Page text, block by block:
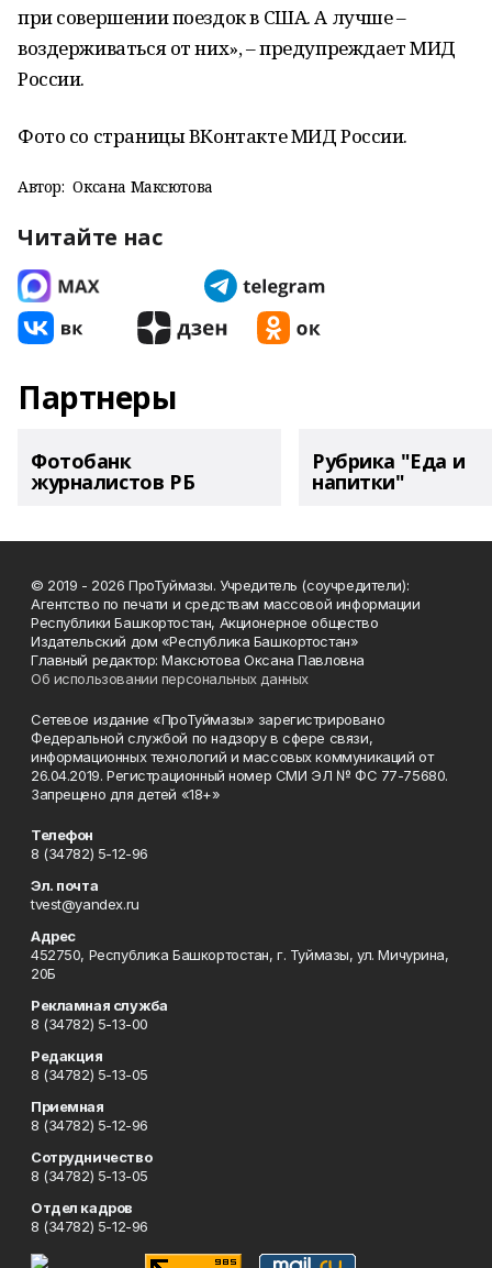
при совершении поездок в США. А лучше –
воздерживаться от них», – предупреждает МИД
России.
Фото со страницы ВКонтакте МИД России.
Автор: Оксана Максютова
Читайте нас
Партнеры
Фотобанк
журналистов РБ
Рубрика "Еда и
напитки"
© 2019 - 2026 ПроТуймазы. Учредитель (соучредители):
Агентство по печати и средствам массовой информации
Республики Башкортостан, Акционерное общество
Издательский дом «Республика Башкортостан»
Главный редактор: Максютова Оксана Павловна
Об использовании персональных данных
Сетевое издание «ПроТуймазы» зарегистрировано
Федеральной службой по надзору в сфере связи,
информационных технологий и массовых коммуникаций от
26.04.2019. Регистрационный номер СМИ ЭЛ № ФС 77-75680.
Запрещено для детей «18+»
Телефон
8 (34782) 5-12-96
Эл. почта
tvest@yandex.ru
Адрес
452750, Республика Башкортостан, г. Туймазы, ул. Мичурина,
20Б
Рекламная служба
8 (34782) 5-13-00
Редакция
8 (34782) 5-13-05
Приемная
8 (34782) 5-12-96
Сотрудничество
8 (34782) 5-13-05
Отдел кадров
8 (34782) 5-12-96